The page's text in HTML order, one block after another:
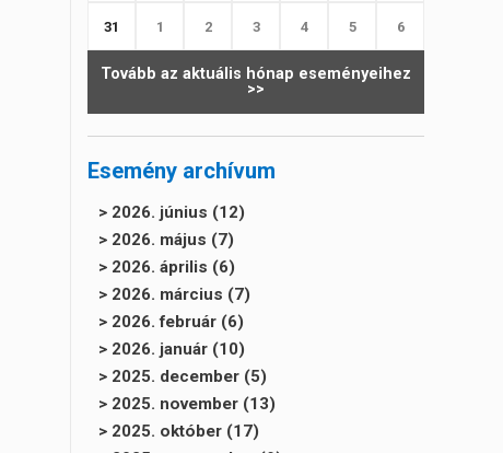
31 1 2 3 4 5 6
Tovább az aktuális hónap eseményeihez
>>
Esemény archívum
> 2026. június (12)
> 2026. május (7)
> 2026. április (6)
> 2026. március (7)
> 2026. február (6)
> 2026. január (10)
> 2025. december (5)
> 2025. november (13)
> 2025. október (17)